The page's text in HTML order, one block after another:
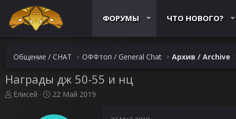
ФОРУМЫ ЧТО НОВОГО?
Общение / CHAT ОФФтоп / General Chat Архив / Archive
Награды дж 50-55 и нц
А
Елисей
Д
т
22 Май 2019